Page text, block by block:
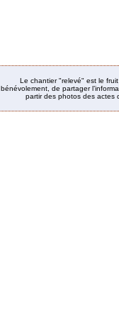
Le chantier "relevé" est le
bénévolement, de partager
partir des photos des actes